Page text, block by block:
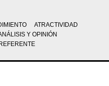
ATRACTIVIDAD
Y OPINIÓN